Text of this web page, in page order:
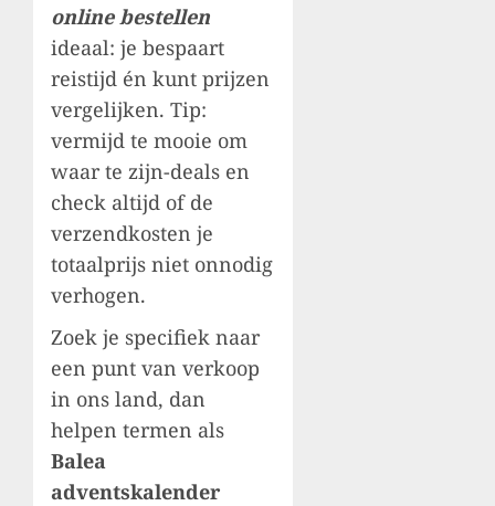
online bestellen
ideaal: je bespaart
reistijd én kunt prijzen
vergelijken. Tip:
vermijd te mooie om
waar te zijn-deals en
check altijd of de
verzendkosten je
totaalprijs niet onnodig
verhogen.
Zoek je specifiek naar
een punt van verkoop
in ons land, dan
helpen termen als
Balea
adventskalender